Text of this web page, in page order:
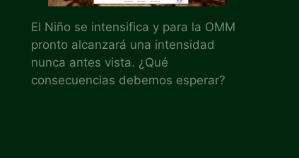
El Niño se intensifica y para la OMM
pronto alcanzará una intensidad
nunca antes vista. ¿Qué
consecuencias debemos esperar?